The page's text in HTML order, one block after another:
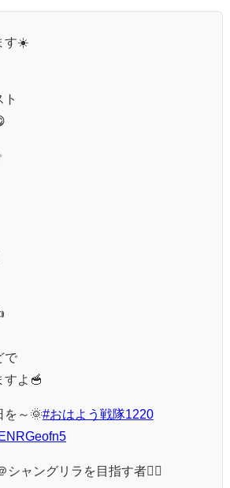
す☀️
で
すよ🥣
を～🌞#おはよう戦隊1220
シャングリラを目指す者🏋️‍♂️